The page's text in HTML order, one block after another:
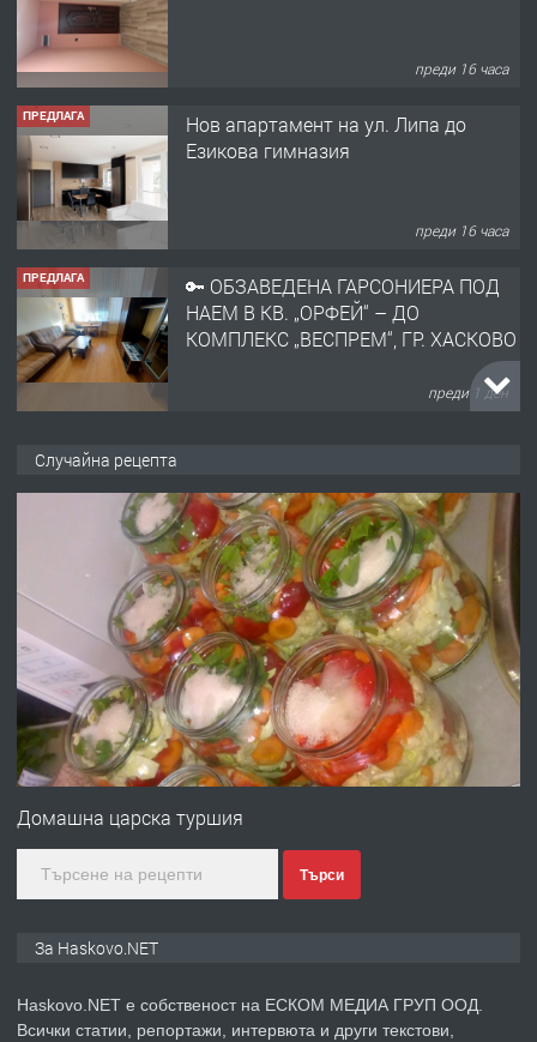
преди 16 часа
ПРЕДЛАГА
Нов апартамент на ул. Липа до
Езикова гимназия
преди 16 часа
ПРЕДЛАГА
🔑 ОБЗАВЕДЕНА ГАРСОНИЕРА ПОД
НАЕМ В КВ. „ОРФЕЙ“ – ДО
КОМПЛЕКС „ВЕСПРЕМ“, ГР. ХАСКОВО
преди 1 ден
АПАРТАМЕНТ В ЦЕНТЪРА НА ГР.
ХАСКОВО
преди 2 дни
ПРЕДЛАГА Давам гараж под наем
преди 2 дни
ПРЕДЛАГА
№4120 Магазин/Офис под наем в кв.
градската градина!
Случайна рецепта
Домашна царска туршия
Търси
За Haskovo.NET
Haskovo.NET е собственост на ЕСКОМ МЕДИА ГРУП ООД.
Всички статии, репортажи, интервюта и други текстови,